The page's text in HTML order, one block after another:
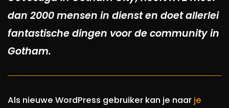
dan 2000 mensen in dienst en doet allerlei
fantastische dingen voor de community in
Gotham.
Als nieuwe WordPress gebruiker kan je naar je